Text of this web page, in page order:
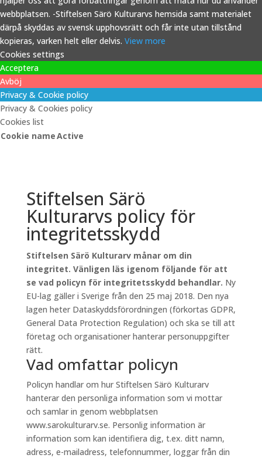
webbplatsen. -Stiftelsen Särö Kulturarvs hemsida samt materialet
därpå skyddas av svensk upphovsrätt och får inte utan tillstånd
kopieras, varken helt eller delvis. View more
Cookies settings
Acceptera
Avböj
Privacy & Cookie policy
Privacy & Cookies policy
Cookies list
Cookie nameActive
Stiftelsen Särö
Kulturarvs policy för
integritetsskydd
Stiftelsen Särö Kulturarv månar om din
integritet. Vänligen läs igenom följande för att
se vad policyn för integritetsskydd behandlar. Ny
EU-lag gäller i Sverige från den 25 maj 2018. Den nya
lagen heter Dataskyddsförordningen (förkortas GDPR,
General Data Protection Regulation) och ska se till att
företag och organisationer hanterar personuppgifter
rätt.
Vad omfattar policyn
Policyn handlar om hur Stiftelsen Särö Kulturarv
hanterar den personliga information som vi mottar
och samlar in genom webbplatsen
www.sarokulturarv.se. Personlig information är
information som kan identifiera dig, t.ex. ditt namn,
adress, e-mailadress, telefonnummer, loggar från din